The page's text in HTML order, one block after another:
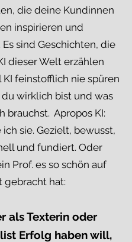
die deine Kundinnen
inspirieren und
sind Geschichten, die
dieser Welt erzählen
KI feinstofflich nie spüren
du wirklich bist und was
brauchst. Apropos KI:
ich sie. Gezielt, bewusst,
und fundiert. Oder
Prof. es so schön auf
gebracht hat:
als Texterin oder
Erfolg haben will,